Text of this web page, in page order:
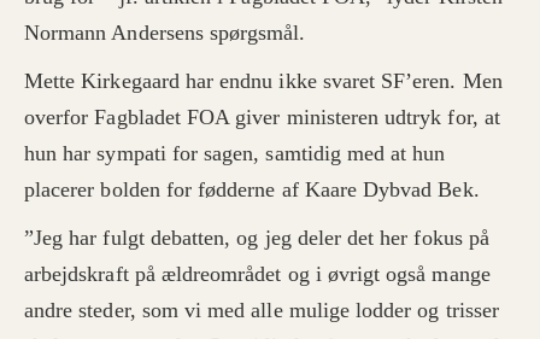
Normann Andersens spørgsmål.
Mette Kirkegaard har endnu ikke svaret SF’eren. Men
overfor Fagbladet FOA giver ministeren udtryk for, at
hun har sympati for sagen, samtidig med at hun
placerer bolden for fødderne af Kaare Dybvad Bek.
”Jeg har fulgt debatten, og jeg deler det her fokus på
arbejdskraft på ældreområdet og i øvrigt også mange
andre steder, som vi med alle mulige lodder og trisser